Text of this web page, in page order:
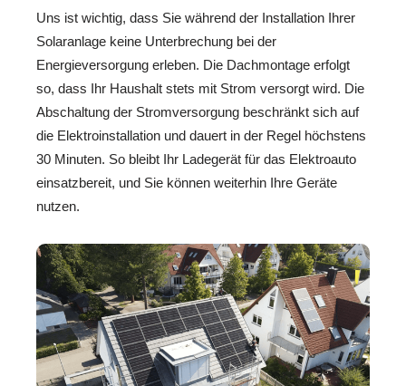
Uns ist wichtig, dass Sie während der Installation Ihrer
Solaranlage keine Unterbrechung bei der
Energieversorgung erleben. Die Dachmontage erfolgt
so, dass Ihr Haushalt stets mit Strom versorgt wird. Die
Abschaltung der Stromversorgung beschränkt sich auf
die Elektroinstallation und dauert in der Regel höchstens
30 Minuten. So bleibt Ihr Ladegerät für das Elektroauto
einsatzbereit, und Sie können weiterhin Ihre Geräte
nutzen.